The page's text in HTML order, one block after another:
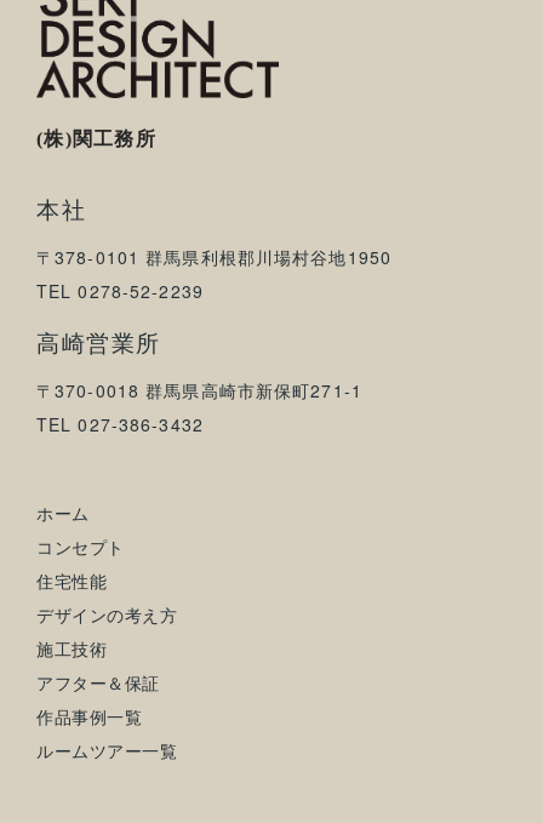
(株)関工務所
本社
〒378-0101 群馬県利根郡川場村谷地1950
TEL 0278-52-2239
高崎営業所
〒370-0018 群馬県高崎市新保町271-1
TEL 027-386-3432
ホーム
コンセプト
住宅性能
デザインの考え方
施工技術
アフター＆保証
作品事例一覧
ルームツアー一覧